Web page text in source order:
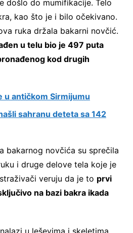
došlo do mumifikacije. Telo
kao što je i bilo očekivano.
ruka držala bakarni novčić.
u telu bio je 497 puta
kod drugih
u antičkom Sirmijumu
sahranu deteta sa 142
bakarnog novčića su sprečila
i druge delove tela koje je
veruju da je to prvi
na bazi bakra ikada
u leševima i skeletima